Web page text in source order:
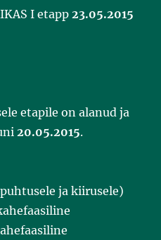
I etapp23.05.2015
etapile on alanud ja
20.05.2015.
ja kiirusele)